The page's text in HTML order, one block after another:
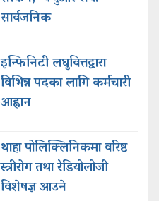
सार्वजनिक
इन्फिनिटी लघुवित्तद्वारा
विभिन्न पदका लागि कर्मचारी
आह्वान
थाहा पोलिक्लिनिकमा वरिष्ठ
स्त्रीरोग तथा रेडियोलोजी
विशेषज्ञ आउने